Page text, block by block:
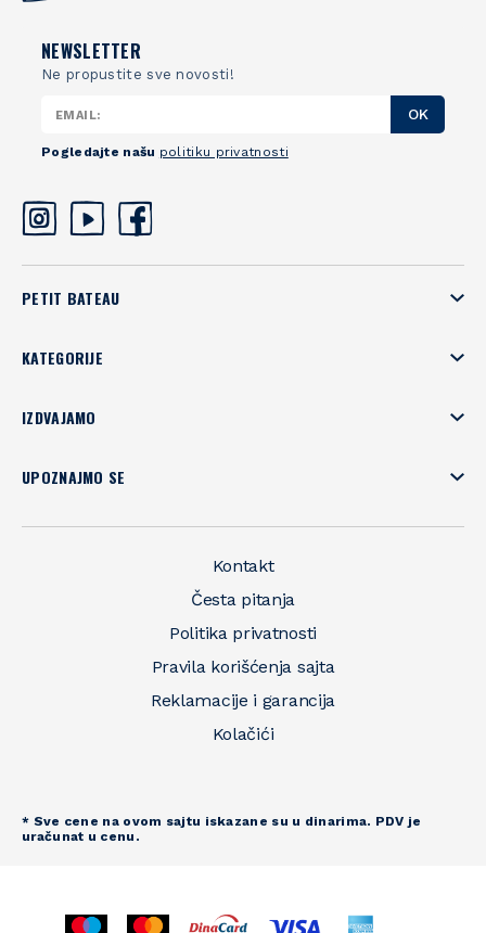
NEWSLETTER
Ne propustite sve novosti!
OK
Pogledajte našu politiku privatnosti
PETIT BATEAU
KATEGORIJE
IZDVAJAMO
UPOZNAJMO SE
Kontakt
Česta pitanja
Politika privatnosti
Pravila korišćenja sajta
Reklamacije i garancija
Kolačići
* Sve cene na ovom sajtu iskazane su u dinarima. PDV je
uračunat u cenu.